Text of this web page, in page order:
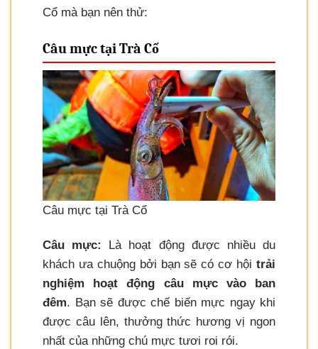
Cổ mà bạn nên thử:
Câu mực tại Trà Cổ
Câu mực tại Trà Cổ
Câu mực:
Là hoạt động được nhiều du
khách ưa chuộng bởi bạn sẽ có cơ hội trải
nghiệm hoạt động câu mực vào ban
đêm. Bạn sẽ được chế biến mực ngay khi
được câu lên, thưởng thức hương vị ngon
nhất của những chú mực tươi roi rói.